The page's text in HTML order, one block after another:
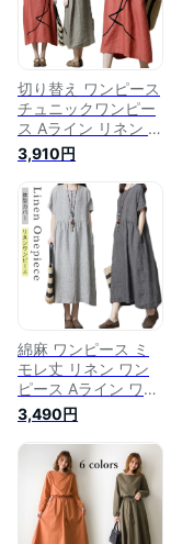
切り替え ワンピース
チュニックワンピー
ス Aライン リネン ワ
ンピース Aライン ワ
ンピース ミモレ丈
ロングワンピース レ
ディース 綿麻 フレ
アワンピース 綿麻ワ
ンピース 夏ワンピー
ス エレガント フェ
ミニン送料無料
3,910円
綿麻 ワンピース ミ
モレ丈 リネン ワン
ピース Aライン ワン
ピース ロングワンピ
ース レディース 半
袖 ワンピース リネ
ンワンピース 綿麻ワ
ンピース 体型カバー
送料無料
3,490円